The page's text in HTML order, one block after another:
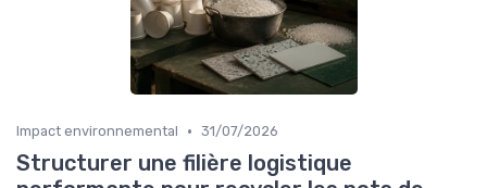
Impact environnemental • 31/07/2026
Structurer une filière logistique